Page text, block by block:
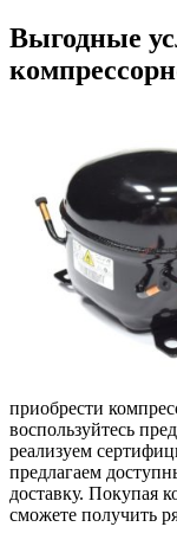
Выгодные
приобрести
воспользуйтесь
реализуем
предлагаем
доставку. Покупая
сможете получить